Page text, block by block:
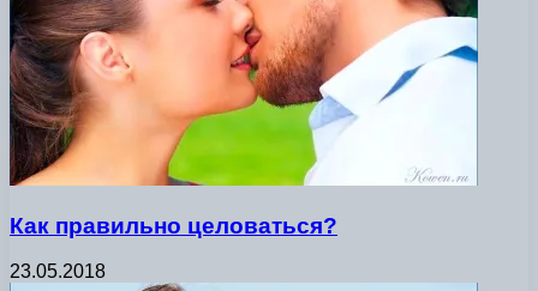
Как правильно целоваться?
23.05.2018